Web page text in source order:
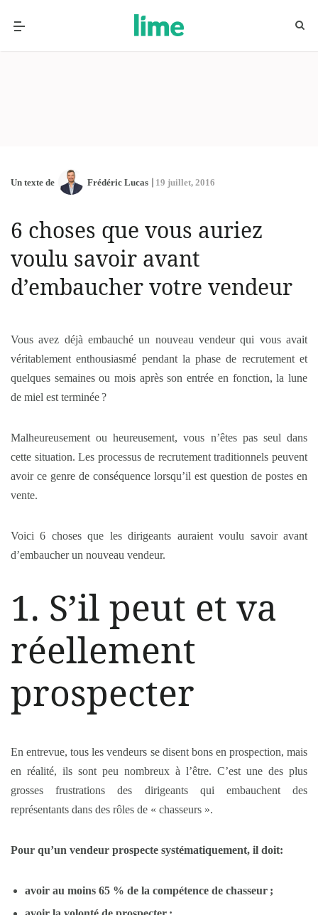
Un texte de Frédéric Lucas 19 juillet, 2016
6 choses que vous auriez
voulu savoir avant
d’embaucher votre vendeur
Vous avez déjà embauché un nouveau vendeur qui vous avait
véritablement enthousiasmé pendant la phase de recrutement et
quelques semaines ou mois après son entrée en fonction, la lune
de miel est terminée ?
Malheureusement ou heureusement, vous n’êtes pas seul dans
cette situation. Les processus de recrutement traditionnels peuvent
avoir ce genre de conséquence lorsqu’il est question de postes en
vente.
Voici 6 choses que les dirigeants auraient voulu savoir avant
d’embaucher un nouveau vendeur.
1. S’il peut et va
réellement
prospecter
En entrevue, tous les vendeurs se disent bons en prospection, mais
en réalité, ils sont peu nombreux à l’être. C’est une des plus
grosses frustrations des dirigeants qui embauchent des
représentants dans des rôles de « chasseurs ».
Pour qu’un vendeur prospecte systématiquement, il doit:
avoir au moins 65 % de la compétence de chasseur ;